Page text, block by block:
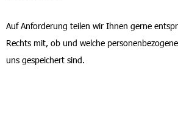
Auf Anforderung teilen wir Ihnen gerne
Rechts mit, ob und welche
uns gespeichert sind.